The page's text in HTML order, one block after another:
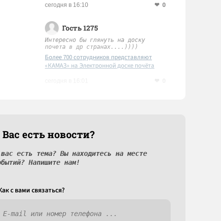
сегодня в 16:10 0
Гость 1275
Интересно бы глянуть на доску
почета в др странах....))))
Более 700 сотрудников представляют
«КАМАЗ» на Электронной доске почёта
есть новости?
есть тема? Вы находитесь на месте
Напишите нам!
c вами связаться?